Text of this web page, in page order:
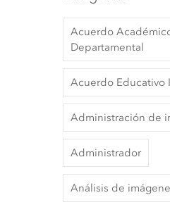
Acuerdo
Departamental
Acuerdo Educativo
Administración de
Administrador
Análisis de